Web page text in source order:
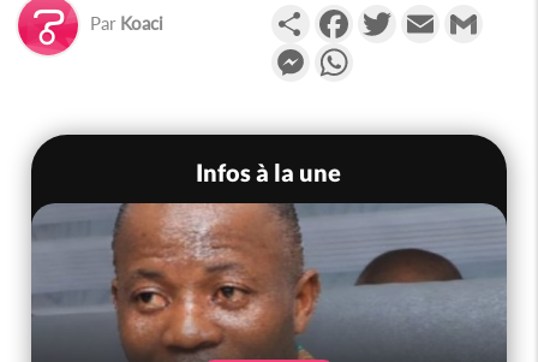
Par Koaci PartagerFacebookTwitterEmail
Messenger
Infos à la une